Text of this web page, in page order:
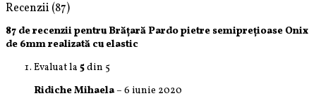
Recenzii (87)
87 de recenzii pentruBrățară Pardo pietre semiprețioase Onix
de 6mm realizată cu elastic
Evaluat la 5din 5
Ridiche Mihaela – 6 iunie 2020